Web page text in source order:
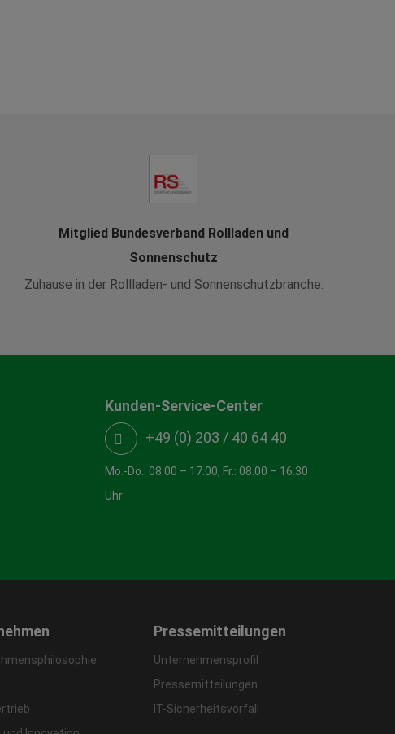
Mitglied Bundesverband Rollladen und
Sonnenschutz
Zuhause in der Rollladen- und Sonnenschutzbranche.
Kunden-Service-Center
+49 (0) 203 / 40 64 40
Mo.-Do.: 08.00 – 17.00, Fr.: 08.00 – 16.30
Uhr
Pressemitteilungen
Unternehmensprofil
Pressemitteilungen
IT-Sicherheitsvorfall